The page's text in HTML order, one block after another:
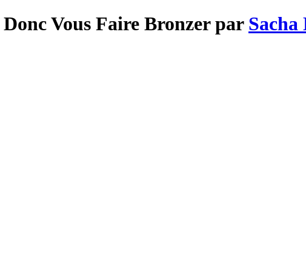
Vous Faire Bronzer par Sacha